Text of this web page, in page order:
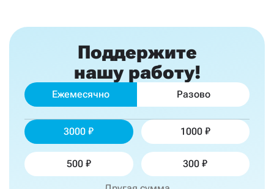
Поддержите
нашу работу!
Ежемесячно Разово
3000 1000
500 300